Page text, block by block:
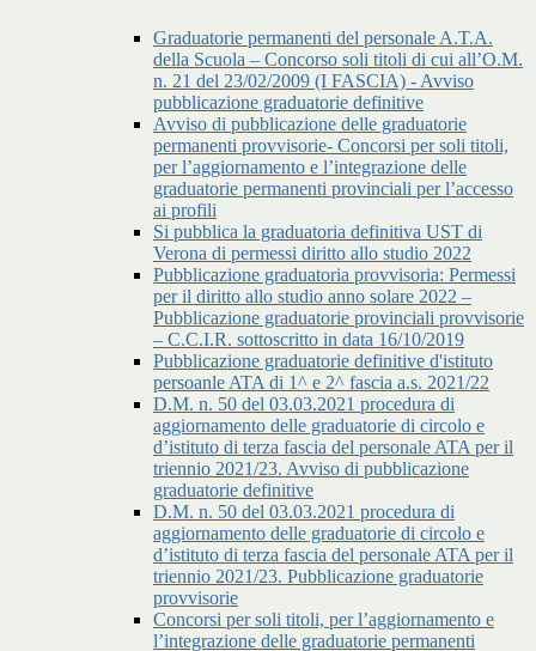
Graduatorie permanenti del personale A.T.A.
della Scuola – Concorso soli titoli di cui all’O.M.
n. 21 del 23/02/2009 (I FASCIA) - Avviso
pubblicazione graduatorie definitive
Avviso di pubblicazione delle graduatorie
permanenti provvisorie- Concorsi per soli titoli,
per l’aggiornamento e l’integrazione delle
graduatorie permanenti provinciali per l’accesso
ai profili
Si pubblica la graduatoria definitiva UST di
Verona di permessi diritto allo studio 2022
Pubblicazione graduatoria provvisoria: Permessi
per il diritto allo studio anno solare 2022 –
Pubblicazione graduatorie provinciali provvisorie
– C.C.I.R. sottoscritto in data 16/10/2019
Pubblicazione graduatorie definitive d'istituto
persoanle ATA di 1^ e 2^ fascia a.s. 2021/22
D.M. n. 50 del 03.03.2021 procedura di
aggiornamento delle graduatorie di circolo e
d’istituto di terza fascia del personale ATA per il
triennio 2021/23. Avviso di pubblicazione
graduatorie definitive
D.M. n. 50 del 03.03.2021 procedura di
aggiornamento delle graduatorie di circolo e
d’istituto di terza fascia del personale ATA per il
triennio 2021/23. Pubblicazione graduatorie
provvisorie
Concorsi per soli titoli, per l’aggiornamento e
l’integrazione delle graduatorie permanenti